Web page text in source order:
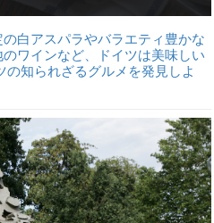
白アスパラやバラエティ豊かな
ワインなど、ドイツは美味しい
知られざるグルメを発見しよ